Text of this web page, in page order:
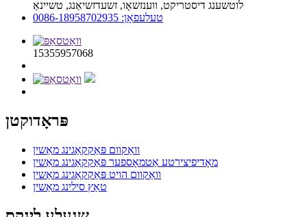
לוטשענג דיסטריקט, ווענזשאָו, זשעדזשיאַנג, טשיינאַ
טעלעפאָן: 0086-18958702935
15355957068
פּראָדוקטן
וואַקוום פּאַקקאַגינג מאַשין
מאָדיפיצירטע אַטמאָספער פּאַקקאַגינג מאַשין
וואַקוום הויט פּאַקקאַגינג מאַשין
טאַץ סילינג מאַשין